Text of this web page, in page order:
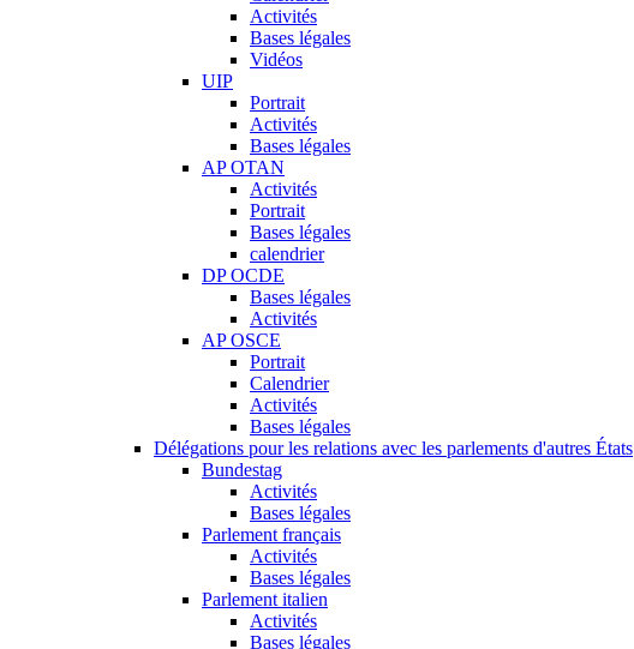
Activités
Bases légales
Vidéos
UIP
Portrait
Activités
Bases légales
AP OTAN
Activités
Portrait
Bases légales
calendrier
DP OCDE
Bases légales
Activités
AP OSCE
Portrait
Calendrier
Activités
Bases légales
Délégations pour les relations avec les parlements d'autres États
Bundestag
Activités
Bases légales
Parlement français
Activités
Bases légales
Parlement italien
Activités
Bases légales